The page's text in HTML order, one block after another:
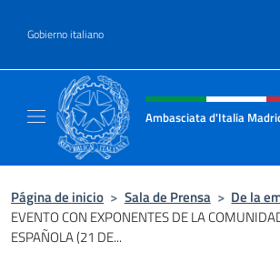
Gobierno italiano
Encabezado del sitio
Ambasciata d'Italia
Página de inicio > Sala de Prensa > De la
EVENTO CON EXPONENTES DE LA
ESPAÑOLA (21 DE...